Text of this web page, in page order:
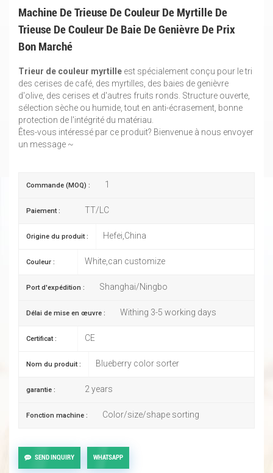
Machine De Trieuse De Couleur De Myrtille De
Trieuse De Couleur De Baie De Genièvre De Prix
Bon Marché
Trieur de couleur myrtille est spécialement conçu pour le tri
des cerises de café, des myrtilles, des baies de genièvre
d'olive, des cerises et d'autres fruits ronds. Structure ouverte,
sélection sèche ou humide, tout en anti-écrasement, bonne
protection de l'intégrité du matériau.
Êtes-vous intéressé par ce produit? Bienvenue à nous envoyer
un message ~
Commande (MOQ) : 1
Paiement : TT/LC
Origine du produit : Hefei,China
Couleur : White,can customize
Port d'expédition : Shanghai/Ningbo
Délai de mise en œuvre : Withing 3-5 working days
Certificat : CE
Nom du produit : Blueberry color sorter
garantie : 2 years
Fonction machine : Color/size/shape sorting
SEND INQUIRY WHATSAPP